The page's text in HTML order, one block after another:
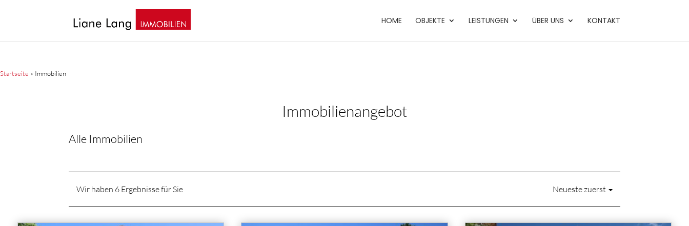
HOME OBJEKTE LEISTUNGEN ÜBER UNS KONTAKT
Startseite » Immobilien
Immobilien­angebot
Alle Immobilien
Wir haben 6 Ergebnisse für Sie Neueste zuerst